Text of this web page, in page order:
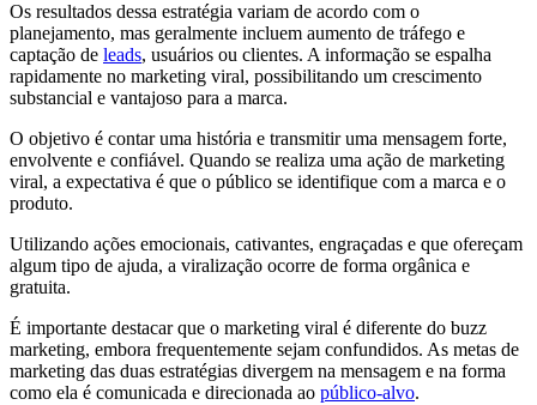
Os resultados dessa estratégia variam de acordo com o
planejamento, mas geralmente incluem aumento de tráfego e
captação de leads, usuários ou clientes. A informação se espalha
rapidamente no marketing viral, possibilitando um crescimento
substancial e vantajoso para a marca.
O objetivo é contar uma história e transmitir uma mensagem forte,
envolvente e confiável. Quando se realiza uma ação de marketing
viral, a expectativa é que o público se identifique com a marca e o
produto.
Utilizando ações emocionais, cativantes, engraçadas e que ofereçam
algum tipo de ajuda, a viralização ocorre de forma orgânica e
gratuita.
É importante destacar que o marketing viral é diferente do buzz
marketing, embora frequentemente sejam confundidos. As metas de
marketing das duas estratégias divergem na mensagem e na forma
como ela é comunicada e direcionada ao público-alvo.